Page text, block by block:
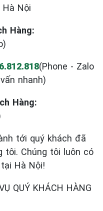
Hà Nội
Hàng:
(Phone - Zalo
nhanh)
Hàng:
tới quý khách đã
tôi. Chúng tôi luôn có
Hà Nội!
QUÝ KHÁCH HÀNG